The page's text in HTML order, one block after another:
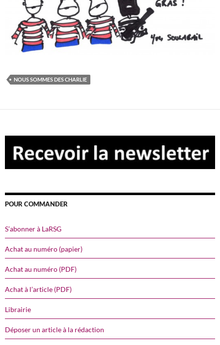
NOUS SOMMES DES CHARLIE
POUR COMMANDER
S’abonner à LaRSG
Achat au numéro (papier)
Achat au numéro (PDF)
Achat à l’article (PDF)
Librairie
Déposer un article à la rédaction